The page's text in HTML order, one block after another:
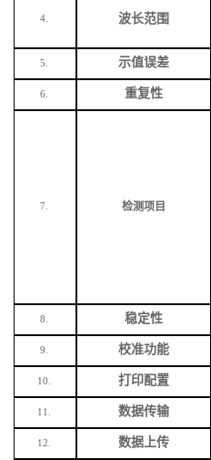
4. 波长范围
5. 示值误差
6. 重复性
7. 检测项目
8. 稳定性
9. 校准功能
10. 打印配置
11. 数据传输
12. 数据上传